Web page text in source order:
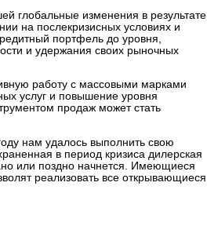
глобальные изменения в результате
на послекризисных условиях и
портфель до уровня,
и удержания своих рыночных
работу с массовыми марками
услуг и повышение уровня
продаж может стать
нам удалось выполнить свою
в период кризиса дилерская
или поздно начнется. Имеющиеся
реализовать все открывающиеся